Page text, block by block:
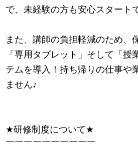
で、未経験の方も安心スタート
また、講師の負担軽減のため、
「専用タブレット」そして「授
テムを導入！持ち帰りの仕事や
ません♪
★研修制度について★
￣￣￣￣￣￣￣￣￣￣